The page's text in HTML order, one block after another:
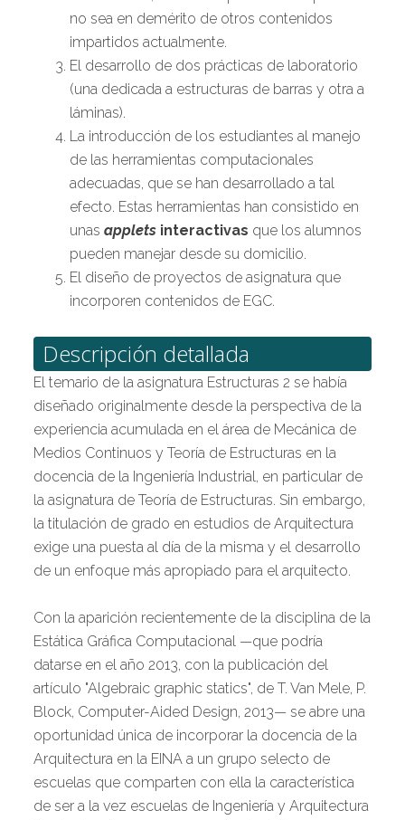
no sea en demérito de otros contenidos
impartidos actualmente.
El desarrollo de dos prácticas de laboratorio
(una dedicada a estructuras de barras y otra a
láminas).
La introducción de los estudiantes al manejo
de las herramientas computacionales
adecuadas, que se han desarrollado a tal
efecto. Estas herramientas han consistido en
unasapplets interactivas que los alumnos
pueden manejar desde su domicilio.
El diseño de proyectos de asignatura que
incorporen contenidos de EGC.
Descripción detallada
El temario de la asignatura Estructuras 2 se había
diseñado originalmente desde la perspectiva de la
experiencia acumulada en el área de Mecánica de
Medios Continuos y Teoría de Estructuras en la
docencia de la Ingeniería Industrial, en particular de
la asignatura de Teoría de Estructuras. Sin embargo,
la titulación de grado en estudios de Arquitectura
exige una puesta al día de la misma y el desarrollo
de un enfoque más apropiado para el arquitecto.
Con la aparición recientemente de la disciplina de la
Estática Gráfica Computacional —que podría
datarse en el año 2013, con la publicación del
artículo "Algebraic graphic statics", de T. Van Mele, P.
Block, Computer-Aided Design, 2013— se abre una
oportunidad única de incorporar la docencia de la
Arquitectura en la EINA a un grupo selecto de
escuelas que comparten con ella la característica
de ser a la vez escuelas de Ingeniería y Arquitectura